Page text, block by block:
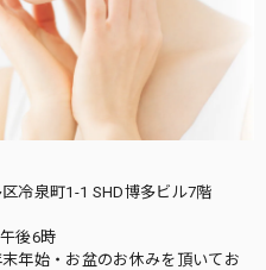
冷泉町1-1 SHD博多ビル7階
後6時
年始・お盆のお休みを頂いてお